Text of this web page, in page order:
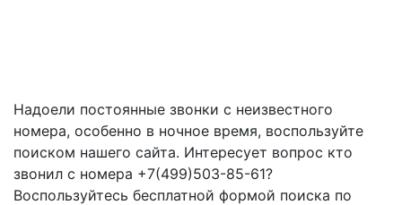
Надоели постоянные звонки с неизвестного
номера, особенно в ночное время, воспользуйте
поиском нашего сайта. Интересует вопрос кто
звонил с номера +7(499)503-85-61?
Воспользуйтесь бесплатной формой поиска по